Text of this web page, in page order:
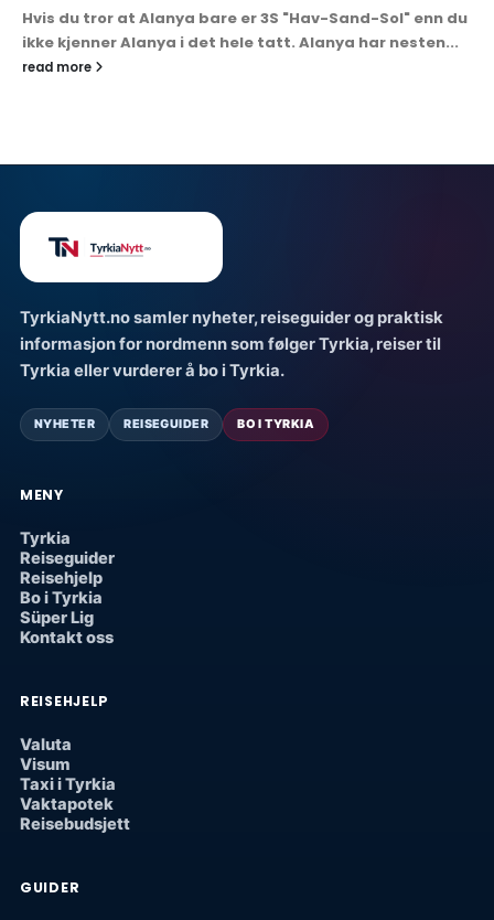
Hvis du tror at Alanya bare er 3S "Hav-Sand-Sol" enn du
ikke kjenner Alanya i det hele tatt. Alanya har nesten...
read more
TyrkiaNytt.no samler nyheter, reiseguider og praktisk
informasjon for nordmenn som følger Tyrkia, reiser til
Tyrkia eller vurderer å bo i Tyrkia.
NYHETER REISEGUIDER BO I TYRKIA
MENY
Tyrkia
Reiseguider
Reisehjelp
Bo i Tyrkia
Süper Lig
Kontakt oss
REISEHJELP
Valuta
Visum
Taxi i Tyrkia
Vaktapotek
Reisebudsjett
GUIDER